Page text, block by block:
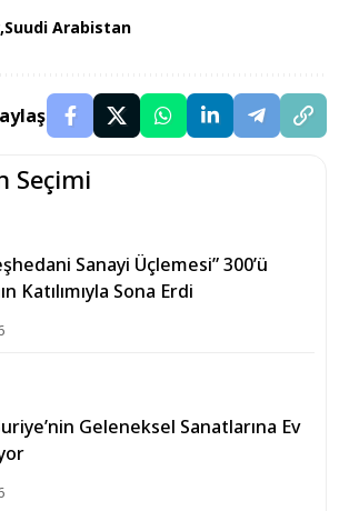
Suudi Arabistan
Seçimi
Sanayi Üçlemesi” 300’ü
Katılımıyla Sona Erdi
Geleneksel Sanatlarına Ev